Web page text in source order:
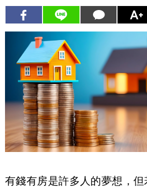
有錢有房是許多人的夢想，